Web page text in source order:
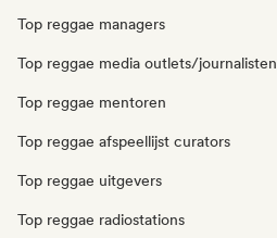
Top reggae managers
Top reggae media outlets/journalisten
Top reggae mentoren
Top reggae afspeellijst curators
Top reggae uitgevers
Top reggae radiostations